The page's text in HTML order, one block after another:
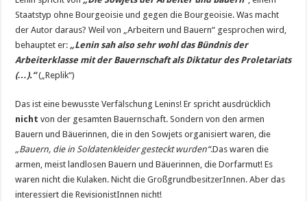
Staatstyp ohne Bourgeoisie und gegen die Bourgeoisie. Was macht
der Autor daraus? Weil von „Arbeitern und Bauern“ gesprochen wird,
behauptet er: „Lenin sah also sehr wohl das Bündnis der
Arbeiterklasse mit der Bauernschaft als Diktatur des Proletariats
(…).“(„Replik“)
Das ist eine bewusste Verfälschung Lenins! Er spricht ausdrücklich
nicht von der gesamten Bauernschaft. Sondern von den armen
Bauern und Bäuerinnen, die in den Sowjets organisiert waren, die
„Bauern, die in Soldatenkleider gesteckt wurden“.Das waren die
armen, meist landlosen Bauern und Bäuerinnen, die Dorfarmut! Es
waren nicht die Kulaken. Nicht die GroßgrundbesitzerInnen. Aber das
interessiert die RevisionistInnen nicht!